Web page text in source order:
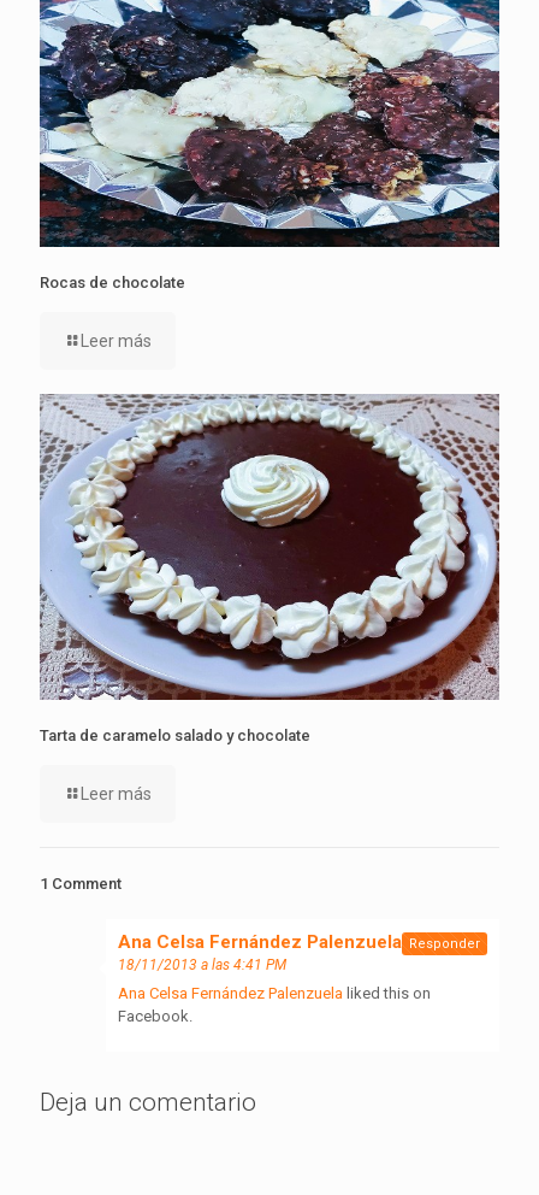
Rocas de chocolate
Leer más
Tarta de caramelo salado y chocolate
Leer más
1 Comment
Ana Celsa Fernández Palenzuela dice:
18/11/2013 a las 4:41 PM
Ana Celsa Fernández Palenzuela liked this on
Facebook.
Responder
Deja un comentario